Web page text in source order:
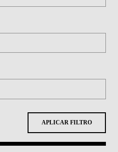
APLICAR FILTRO